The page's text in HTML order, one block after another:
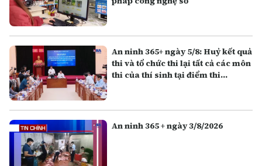
An ninh 365+ ngày 5/8: Huỷ kết quả
thi và tổ chức thi lại tất cả các môn
thi của thí sinh tại điểm thi
An ninh 365 + ngày 3/8/2026